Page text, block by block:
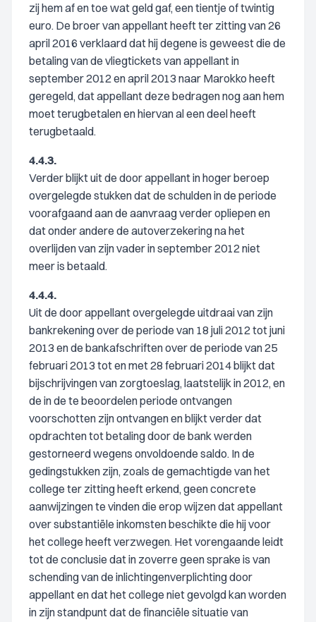
zij hem af en toe wat geld gaf, een tientje of twintig
euro. De broer van appellant heeft ter zitting van 26
april 2016 verklaard dat hij degene is geweest die de
betaling van de vliegtickets van appellant in
september 2012 en april 2013 naar Marokko heeft
geregeld, dat appellant deze bedragen nog aan hem
moet terugbetalen en hiervan al een deel heeft
terugbetaald.
4.4.3.
Verder blijkt uit de door appellant in hoger beroep
overgelegde stukken dat de schulden in de periode
voorafgaand aan de aanvraag verder opliepen en
dat onder andere de autoverzekering na het
overlijden van zijn vader in september 2012 niet
meer is betaald.
4.4.4.
Uit de door appellant overgelegde uitdraai van zijn
bankrekening over de periode van 18 juli 2012 tot juni
2013 en de bankafschriften over de periode van 25
februari 2013 tot en met 28 februari 2014 blijkt dat
bijschrijvingen van zorgtoeslag, laatstelijk in 2012, en
de in de te beoordelen periode ontvangen
voorschotten zijn ontvangen en blijkt verder dat
opdrachten tot betaling door de bank werden
gestorneerd wegens onvoldoende saldo. In de
gedingstukken zijn, zoals de gemachtigde van het
college ter zitting heeft erkend, geen concrete
aanwijzingen te vinden die erop wijzen dat appellant
over substantiële inkomsten beschikte die hij voor
het college heeft verzwegen. Het vorengaande leidt
tot de conclusie dat in zoverre geen sprake is van
schending van de inlichtingenverplichting door
appellant en dat het college niet gevolgd kan worden
in zijn standpunt dat de financiële situatie van